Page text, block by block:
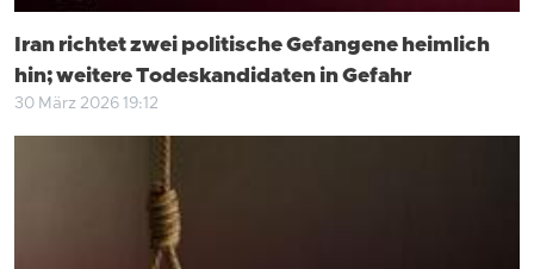
Iran richtet zwei politische Gefangene heimlich
hin; weitere Todeskandidaten in Gefahr
30 März 2026 19:12